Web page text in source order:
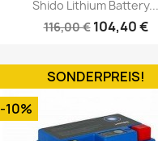
Shido Lithium Battery...
116,00 € 104,40 €
SONDERPREIS!
-10%